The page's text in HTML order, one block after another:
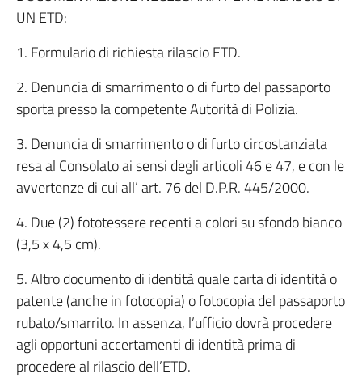
UN ETD:
1. Formulario di richiesta rilascio ETD.
2. Denuncia di smarrimento o di furto del passaporto
sporta presso la competente Autorità di Polizia.
3. Denuncia di smarrimento o di furto circostanziata
resa al Consolato ai sensi degli articoli 46 e 47, e con le
avvertenze di cui all’ art. 76 del D.P.R. 445/2000.
4. Due (2) fototessere recenti a colori su sfondo bianco
(3,5 x 4,5 cm).
5. Altro documento di identità quale carta di identità o
patente (anche in fotocopia) o fotocopia del passaporto
rubato/smarrito. In assenza, l’ufficio dovrà procedere
agli opportuni accertamenti di identità prima di
procedere al rilascio dell’ETD.